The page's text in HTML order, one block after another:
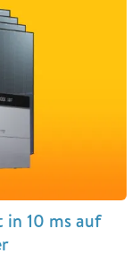
in 10 ms auf